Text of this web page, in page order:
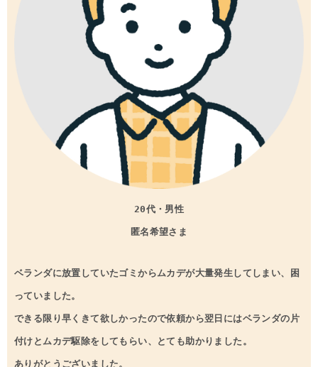
20代・男性
匿名希望さま
ベランダに放置していたゴミからムカデが大量発生してしまい、困
っていました。
できる限り早くきて欲しかったので依頼から翌日にはベランダの片
付けとムカデ駆除をしてもらい、とても助かりました。
ありがとうございました。